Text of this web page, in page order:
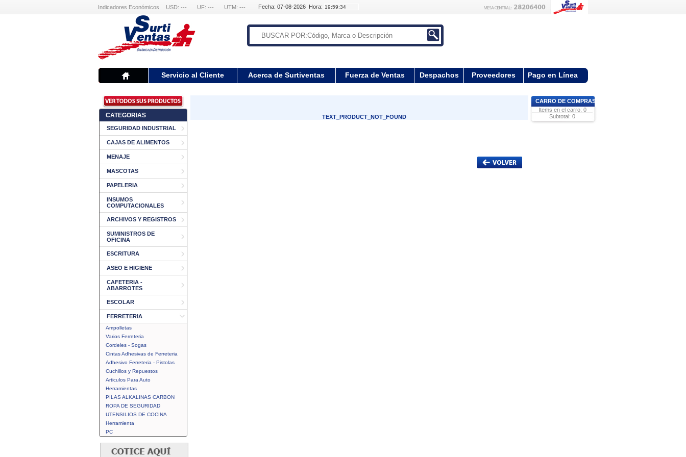
Indicadores Económicos USD: --- UF: --- UTM: --- Fecha: 07-08-2026 Hora:
Servicio al Cliente Acerca de Surtiventas Fuerza de Ventas Despachos Proveedores Pago en Línea
CATEGORIAS
SEGURIDAD INDUSTRIAL
CAJAS DE ALIMENTOS
MENAJE
MASCOTAS
PAPELERIA
INSUMOS
COMPUTACIONALES
ARCHIVOS Y REGISTROS
SUMINISTROS DE
OFICINA
ESCRITURA
ASEO E HIGIENE
CAFETERIA -
ABARROTES
ESCOLAR
FERRETERIA
Ampolletas
Varios Ferreteria
Cordeles - Sogas
Cintas Adhesivas de Ferreteria
Adhesivo Ferreteria - Pistolas
Cuchillos y Repuestos
Articulos Para Auto
Herramientas
PILAS ALKALINAS CARBON
ROPA DE SEGURIDAD
UTENSILIOS DE COCINA
Herramienta
PC
TEXT_PRODUCT_NOT_FOUND
CARRO DE COMPRAS
Items en el carro: 0
Subtotal: 0